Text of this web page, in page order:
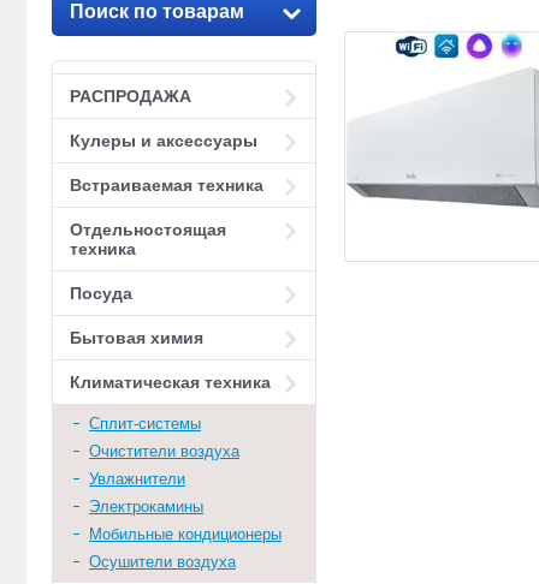
Поиск по товарам
РАСПРОДАЖА
Кулеры и аксессуары
Встраиваемая техника
Отдельностоящая
техника
Посуда
Бытовая химия
Климатическая техника
Сплит-системы
Очистители воздуха
Увлажнители
Электрокамины
Мобильные кондиционеры
Осушители воздуха